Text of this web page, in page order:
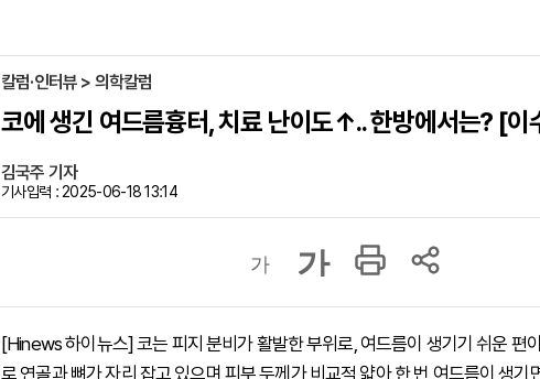
칼럼·인터뷰 > 의학칼럼
코에 생긴 여드름흉터, 치료 난이도↑.. 한방에서는? [이
김국주 기자
기사입력 : 2025-06-18 13:14
가 가
[Hinews 하이뉴스] 코는 피지 분비가 활발한 부위로, 여드름이 생기기 쉬운 편
로 연골과 뼈가 자리 잡고 있으며 피부 두께가 비교적 얇아 한 번 여드름이 생기